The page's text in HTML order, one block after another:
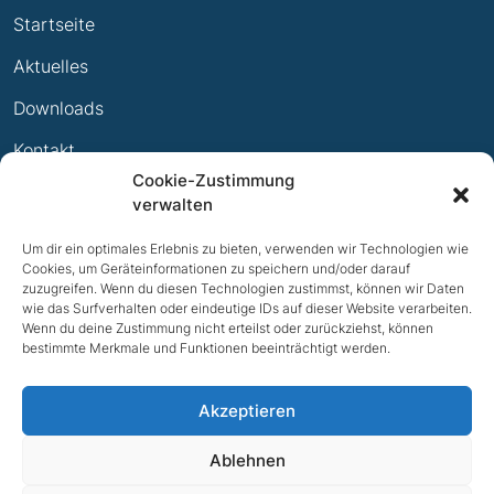
Cookie-Zustimmung
verwalten
Um dir ein optimales Erlebnis zu bieten, verwenden wir Technologien wie
Cookies, um Geräteinformationen zu speichern und/oder darauf
zuzugreifen. Wenn du diesen Technologien zustimmst, können wir Daten
wie das Surfverhalten oder eindeutige IDs auf dieser Website verarbeiten.
Wenn du deine Zustimmung nicht erteilst oder zurückziehst, können
bestimmte Merkmale und Funktionen beeinträchtigt werden.
Akzeptieren
Ablehnen
Leistungsabzeichen
Termine
Ewige Erfolge
Mitglied werden
Startseite
Aktuelles
Downloads
Kontakt